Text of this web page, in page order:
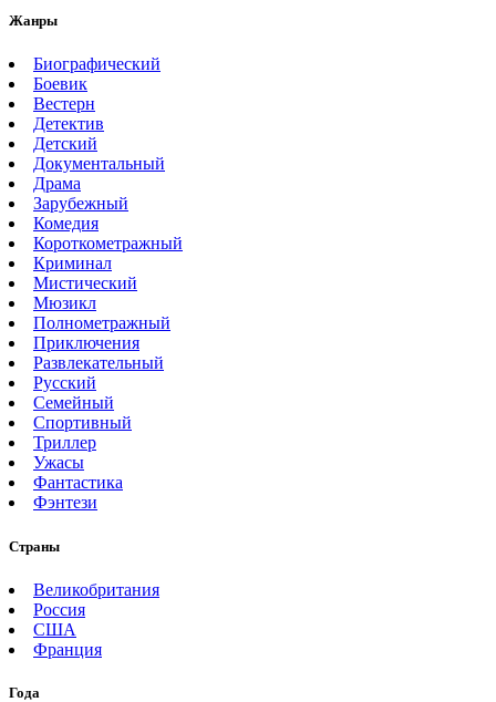
Жанры
Биографический
Боевик
Вестерн
Детектив
Детский
Документальный
Драма
Зарубежный
Комедия
Короткометражный
Криминал
Мистический
Мюзикл
Полнометражный
Приключения
Развлекательный
Русский
Семейный
Спортивный
Триллер
Ужасы
Фантастика
Фэнтези
Страны
Великобритания
Россия
США
Франция
Года